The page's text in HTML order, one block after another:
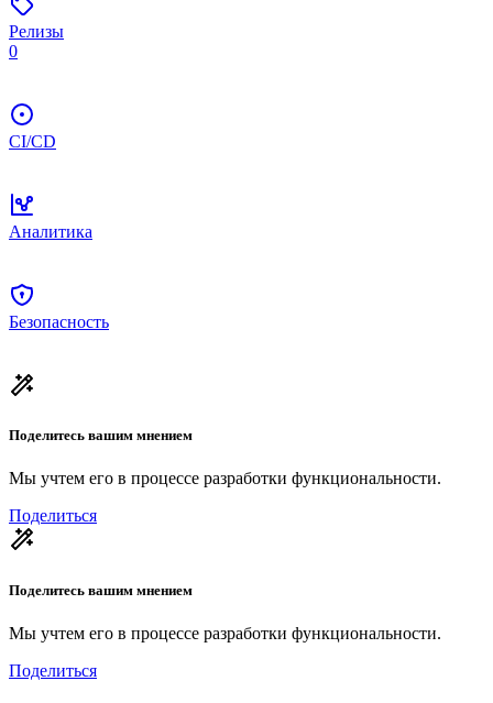
Релизы
0
CI/CD
Аналитика
Безопасность
Поделитесь вашим мнением
Мы учтем его в процессе разработки функциональности.
Поделиться
Поделитесь вашим мнением
Мы учтем его в процессе разработки функциональности.
Поделиться